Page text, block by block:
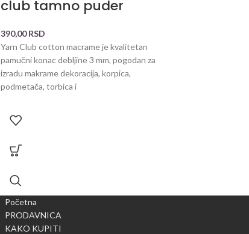
club tamno puder
390,00RSD
Yarn Club cotton macrame je kvalitetan
pamučni konac debljine 3 mm, pogodan za
izradu makrame dekoracija, korpica,
podmetača, torbica i
Početna
PRODAVNICA
KAKO KUPITI